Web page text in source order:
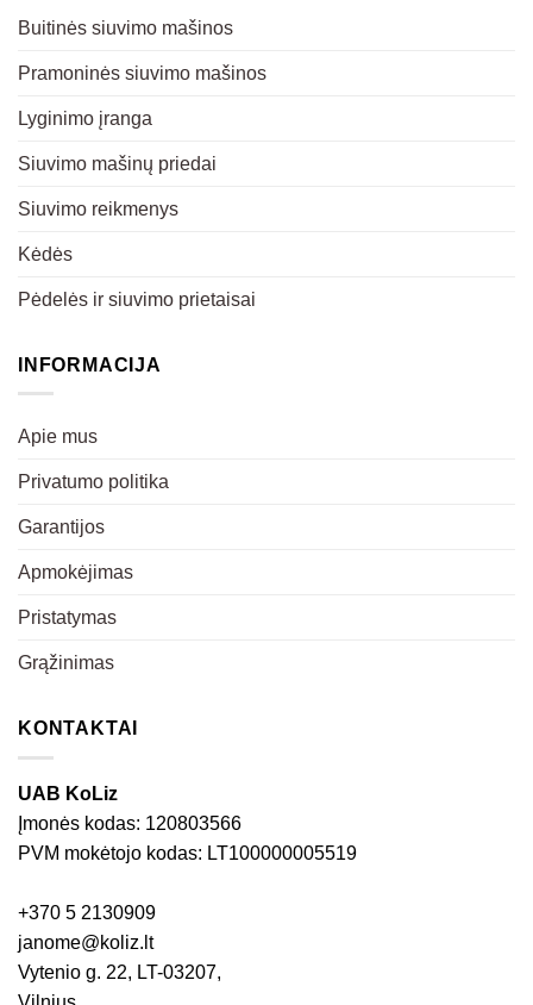
Buitinės siuvimo mašinos
Pramoninės siuvimo mašinos
Lyginimo įranga
Siuvimo mašinų priedai
Siuvimo reikmenys
Kėdės
Pėdelės ir siuvimo prietaisai
INFORMACIJA
Apie mus
Privatumo politika
Garantijos
Apmokėjimas
Pristatymas
Grąžinimas
KONTAKTAI
UAB KoLiz
Įmonės kodas: 120803566
PVM mokėtojo kodas: LT100000005519
+370 5 2130909
janome@koliz.lt
Vytenio g. 22, LT-03207,